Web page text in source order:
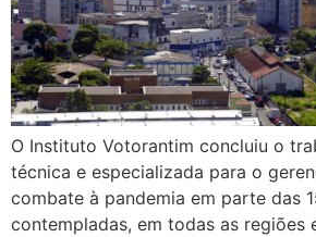
O Instituto Votorantim concluiu o
técnica e especializada para o
combate à pandemia em parte das
contempladas, em todas as regiões